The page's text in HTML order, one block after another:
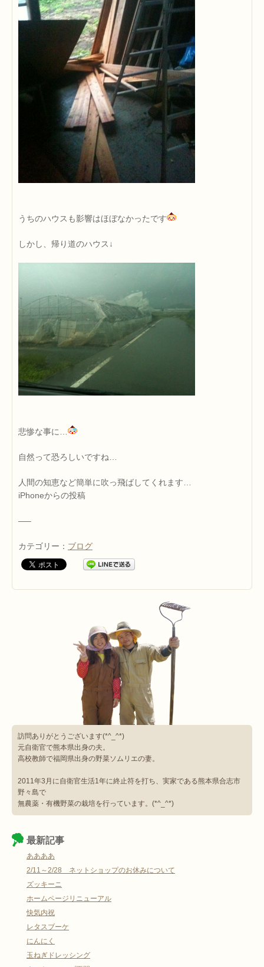
うちのハウスも影響はほぼなかったです
しかし、帰り道のハウス↓
悲惨な事に…
自然って恐ろしいですね…
人間の知恵など簡単に吹っ飛ばしてくれます…
iPhoneからの投稿
—–
カテゴリー： ブログ
訪問ありがとうございます(*^_^*)
元自衛官で熊本県出身の夫。
高校教師で福岡県出身の野菜ソムリエの妻。
2011年3月に自衛官生活1年に終止符を打ち、実家である熊本県合志市
野々島で
無農薬・有機野菜の栽培を行っています。(*^_^*)
最新記事
ああああ
2/11～2/28 ネットショップのお休みについて
ズッキーニ
ホームページリニューアル
快気内祝
レタスブーケ
にんにく
玉ねぎドレッシング